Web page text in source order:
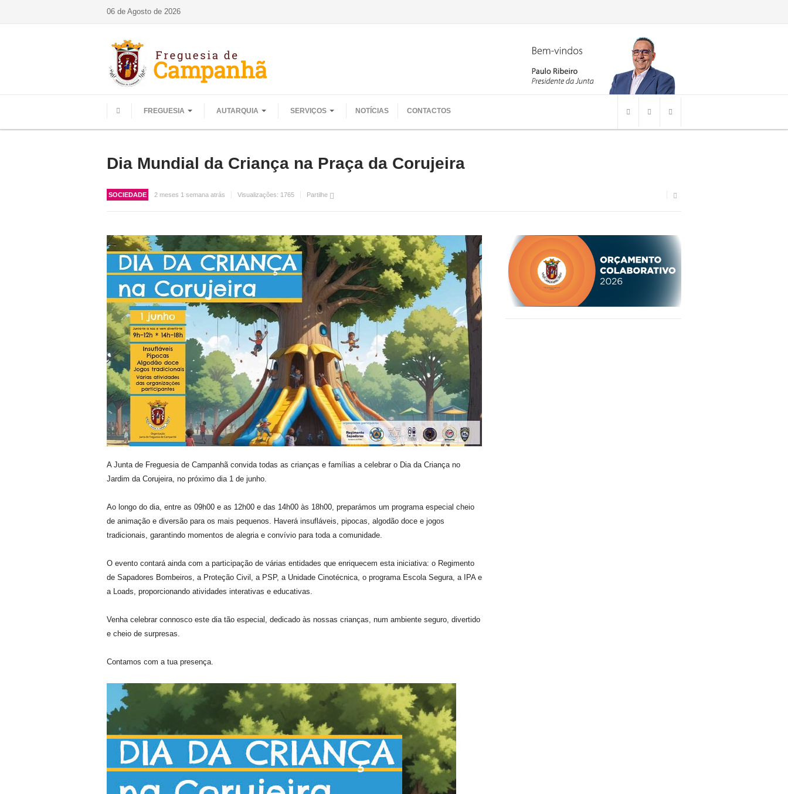
06 de Agosto de 2026
FREGUESIA AUTARQUIA SERVIÇOS NOTÍCIAS CONTACTOS
Dia Mundial da Criança na Praça da Corujeira
SOCIEDADE 2 meses 1 semana atrás Visualizações: 1765 Partilhe
A Junta de Freguesia de Campanhã convida todas as crianças e famílias a celebrar o Dia da Criança no
Jardim da Corujeira, no próximo dia 1 de junho.
Ao longo do dia, entre as 09h00 e as 12h00 e das 14h00 às 18h00, preparámos um programa especial cheio
de animação e diversão para os mais pequenos. Haverá insufláveis, pipocas, algodão doce e jogos
tradicionais, garantindo momentos de alegria e convívio para toda a comunidade.
O evento contará ainda com a participação de várias entidades que enriquecem esta iniciativa: o Regimento
de Sapadores Bombeiros, a Proteção Civil, a PSP, a Unidade Cinotécnica, o programa Escola Segura, a IPA e
a Loads, proporcionando atividades interativas e educativas.
Venha celebrar connosco este dia tão especial, dedicado às nossas crianças, num ambiente seguro, divertido
e cheio de surpresas.
Contamos com a tua presença.